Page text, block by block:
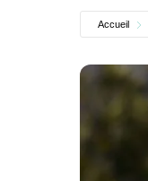
Accueil